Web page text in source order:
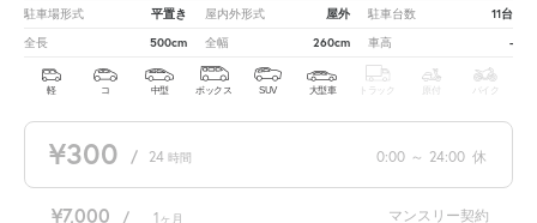
駐車場形式 平置き 屋内外形式 屋外 駐車台数 11台
全長 500cm 全幅 260cm 車高 -
軽 コ 中型 ボックス SUV 大型車 トラック 原付 バイク
¥300 / 24 時間 0:00 ～ 24:00 休
¥7,000 / 1 ヶ月 マンスリー契約